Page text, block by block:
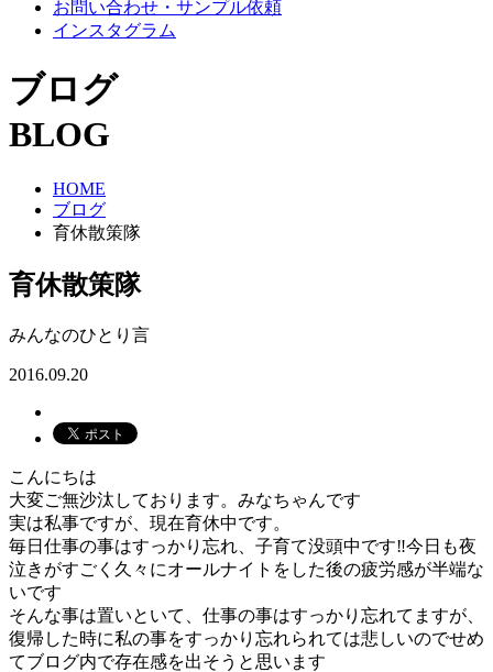
お問い合わせ・サンプル依頼
インスタグラム
ブログ
BLOG
HOME
ブログ
育休散策隊
育休散策隊
みんなのひとり言
2016.09.20
こんにちは
大変ご無沙汰しております。みなちゃんです
実は私事ですが、現在育休中です。
毎日仕事の事はすっかり忘れ、子育て没頭中です‼︎今日も夜
泣きがすごく久々にオールナイトをした後の疲労感が半端な
いです
そんな事は置いといて、仕事の事はすっかり忘れてますが、
復帰した時に私の事をすっかり忘れられては悲しいのでせめ
てブログ内で存在感を出そうと思います